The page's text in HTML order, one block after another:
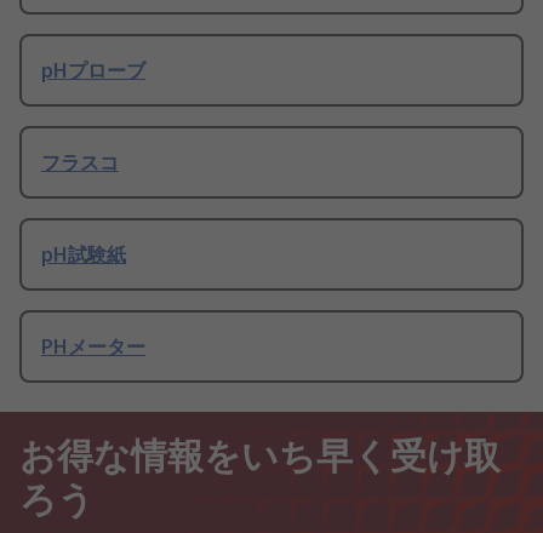
pHプローブ
フラスコ
pH試験紙
PHメーター
お得な情報をいち早く受け取
ろう